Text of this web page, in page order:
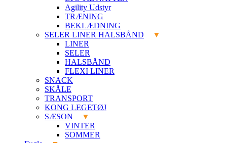
Agility Udstyr
TRÆNING
BEKLÆDNING
SELER LINER HALSBÅND
LINER
SELER
HALSBÅND
FLEXI LINER
SNACK
SKÅLE
TRANSPORT
KONG LEGETØJ
SÆSON
VINTER
SOMMER